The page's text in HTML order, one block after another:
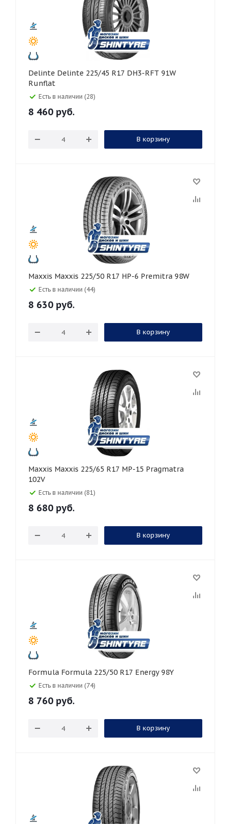
Delinte Delinte 225/45 R17 DH3-RFT 91W
Runflat
Есть в наличии (28)
8 460 руб.
В корзину
Maxxis Maxxis 225/50 R17 HP-6 Premitra 98W
Есть в наличии (44)
8 630 руб.
В корзину
Maxxis Maxxis 225/65 R17 MP-15 Pragmatra
102V
Есть в наличии (81)
8 680 руб.
В корзину
Formula Formula 225/50 R17 Energy 98Y
Есть в наличии (74)
8 760 руб.
В корзину